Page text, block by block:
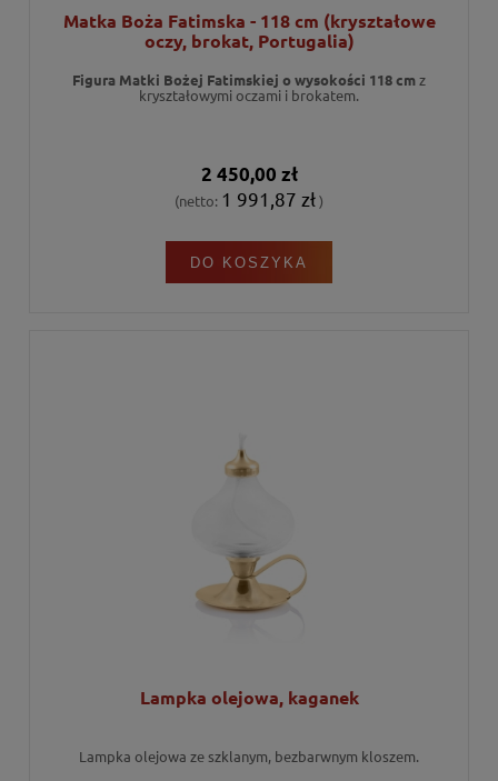
Matka Boża Fatimska - 118 cm (kryształowe
oczy, brokat, Portugalia)
Figura Matki Bożej Fatimskiej o wysokości 118 cmz
kryształowymi oczami i brokatem.
2 450,00 zł
(netto: 1 991,87 zł)
DO KOSZYKA
Lampka olejowa, kaganek
Lampka olejowa ze szklanym, bezbarwnym kloszem.